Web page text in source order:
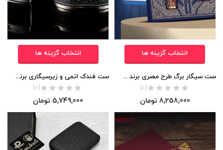
انتخاب گزینه ها
ست سیگار برگ طرح مصری برند HONEST اورجینال
(0)
8,258,000 تومان
انتخاب گزینه ها
ست فندک اتمی و زیرسیگاری برند Honest اورجینال
(0)
5,749,000 تومان